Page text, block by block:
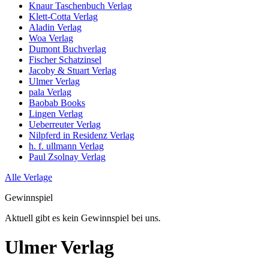
Knaur Taschenbuch Verlag
Klett-Cotta Verlag
Aladin Verlag
Woa Verlag
Dumont Buchverlag
Fischer Schatzinsel
Jacoby & Stuart Verlag
Ulmer Verlag
pala Verlag
Baobab Books
Lingen Verlag
Ueberreuter Verlag
Nilpferd in Residenz Verlag
h. f. ullmann Verlag
Paul Zsolnay Verlag
Alle Verlage
Gewinnspiel
Aktuell gibt es kein Gewinnspiel bei uns.
Ulmer Verlag